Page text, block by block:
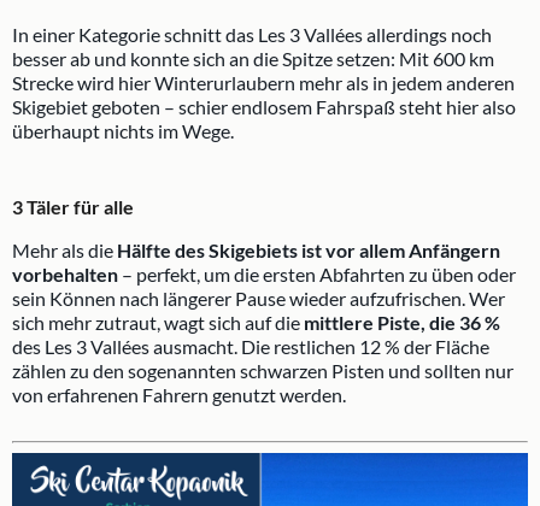
In einer Kategorie schnitt das Les 3 Vallées allerdings noch
besser ab und konnte sich an die Spitze setzen: Mit 600 km
Strecke wird hier Winterurlaubern mehr als in jedem anderen
Skigebiet geboten – schier endlosem Fahrspaß steht hier also
überhaupt nichts im Wege.
3 Täler für alle
Mehr als die Hälfte des Skigebiets ist vor allem Anfängern
vorbehalten – perfekt, um die ersten Abfahrten zu üben oder
sein Können nach längerer Pause wieder aufzufrischen. Wer
sich mehr zutraut, wagt sich auf die mittlere Piste, die 36 %
des Les 3 Vallées ausmacht. Die restlichen 12 % der Fläche
zählen zu den sogenannten schwarzen Pisten und sollten nur
von erfahrenen Fahrern genutzt werden.